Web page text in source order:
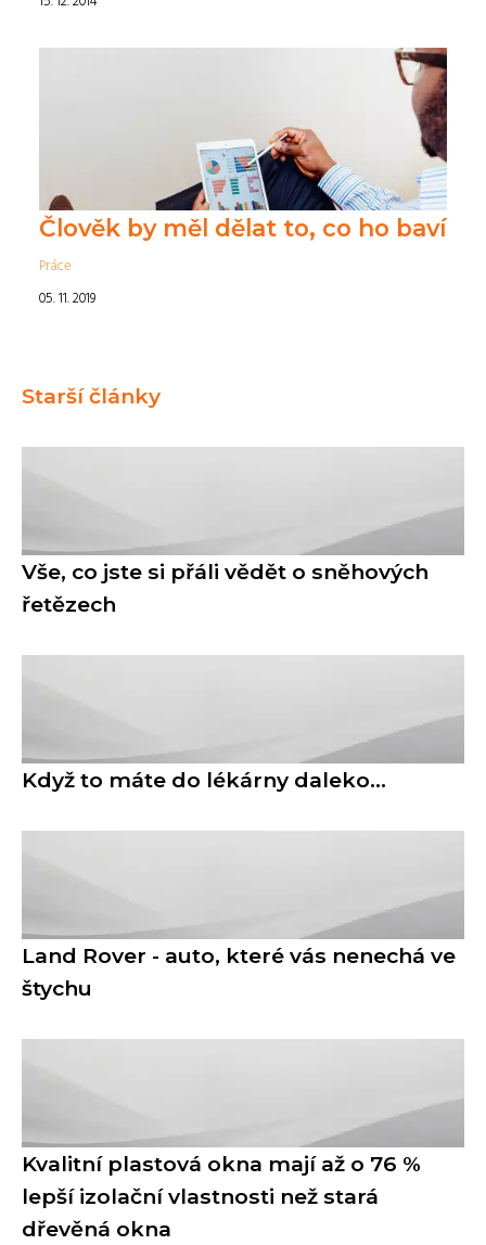
Člověk by měl dělat to, co ho baví
Práce
05. 11. 2019
Starší články
Vše, co jste si přáli vědět o sněhových
řetězech
Když to máte do lékárny daleko…
Land Rover - auto, které vás nenechá ve
štychu
Kvalitní plastová okna mají až o 76 %
lepší izolační vlastnosti než stará
dřevěná okna